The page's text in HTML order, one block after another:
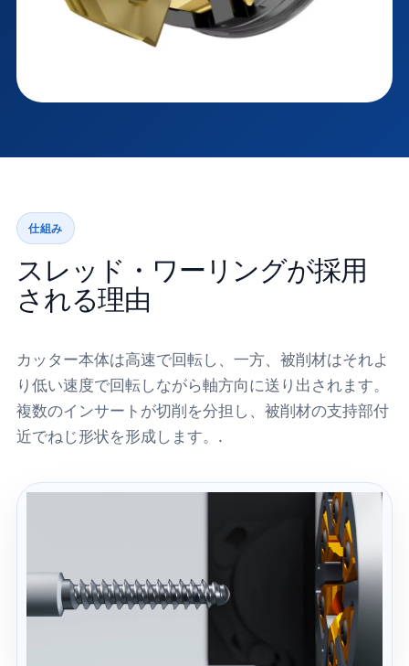
仕組み
スレッド・ワーリングが採用
される理由
カッター本体は高速で回転し、一方、被削材はそれよ
り低い速度で回転しながら軸方向に送り出されます。
複数のインサートが切削を分担し、被削材の支持部付
近でねじ形状を形成します。.